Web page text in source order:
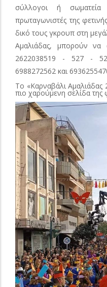
σύλλογοι ή
πρωταγωνιστές της
δικό τους γκρουπ στη
Αμαλιάδας, μπορούν να
2622038519 - 527 -
6988272562 και
Το «Καρναβάλι Αμαλιάδας
πιο χαρούμενη σελίδα της